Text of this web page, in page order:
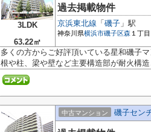
3LDK
63.22㎡
過去掲載物件
京浜東北線 「 磯子 」駅
神奈川県横浜市磯子区森 １丁目
多くの方からご好評頂いている星和磯子
根や柱、梁や壁など主要構造部が耐火構
中古マンション 磯子セン